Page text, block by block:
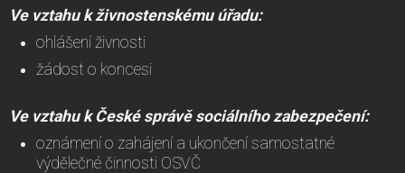
Ve vztahu k živnostenskému úřadu:
ohlášení živnosti
žádost o koncesi
Ve vztahu k České správě sociálního zabezpečení:
oznámení o zahájení a ukončení samostatné
výdělečné činnosti OSVČ